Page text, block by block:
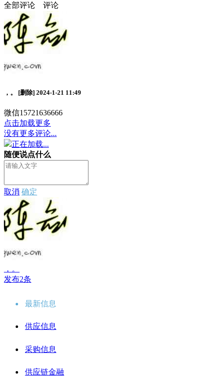
全部评论
评论
，。 [删除] 2024-1-21 11:49
微信15721636666
点击加载更多
没有更多评论...
正在加载...
随便说点什么
取消 确定
，。
发布2条
最新信息
供应信息
采购信息
供应链金融